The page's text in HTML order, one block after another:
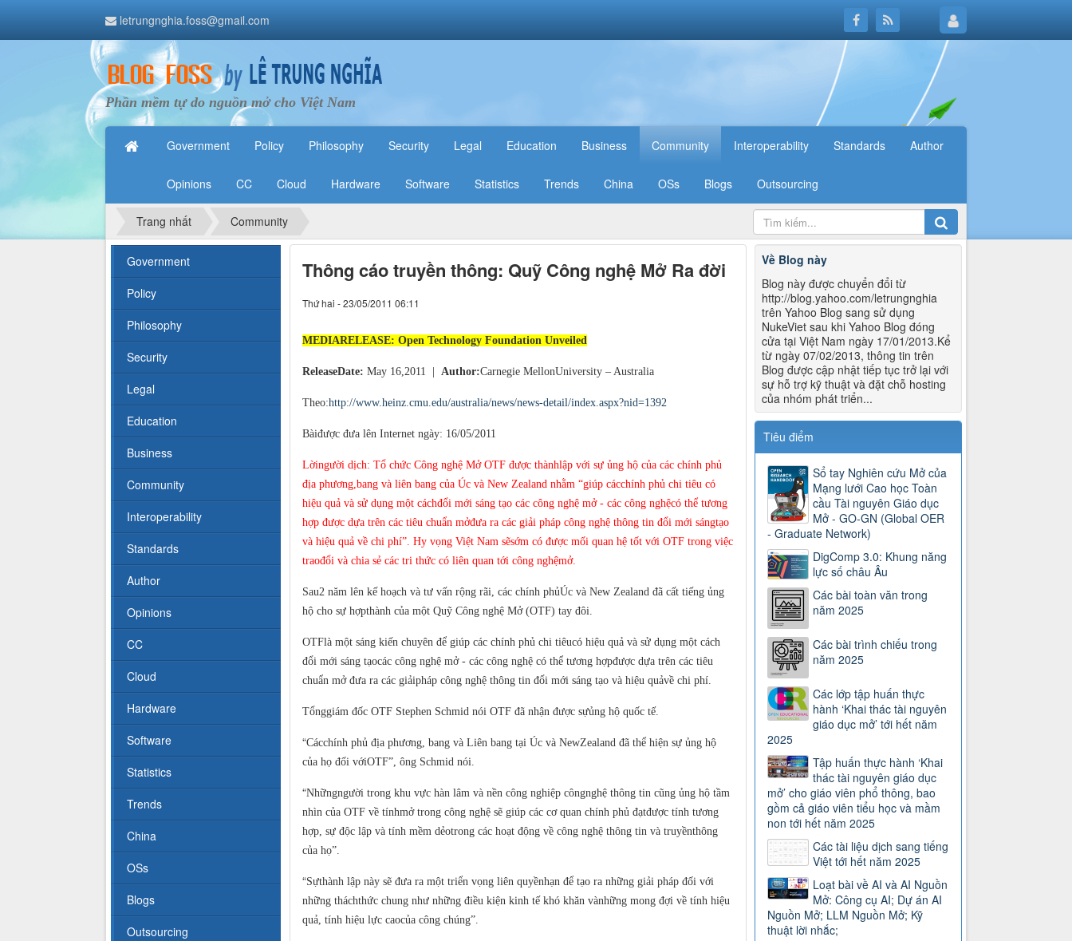
letrungnghia.foss@gmail.com
Phần mềm tự do nguồn mở cho Việt Nam
Government Policy Philosophy Security Legal Education Business Community Interoperability Standards Author
Opinions CC Cloud Hardware Software Statistics Trends China OSs Blogs Outsourcing
Trang nhất Community
Thông cáo truyền thông: Quỹ Công nghệ Mở Ra đời
Thứ hai - 23/05/2011 06:11
MEDIARELEASE: Open Technology Foundation Unveiled
ReleaseDate: May 16,2011 | Author:Carnegie MellonUniversity – Australia
Theo:http://www.heinz.cmu.edu/australia/news/news-detail/index.aspx?nid=1392
Bàiđược đưa lên Internet ngày: 16/05/2011
Lờingười dịch: Tổ chức Công nghệ Mở OTF được thànhlập với sự ủng hộ của các chính phủ
địa phương,bang và liên bang của Úc và New Zealand nhằm “giúp cácchính phủ chi tiêu có
hiệu quả và sử dụng một cáchđổi mới sáng tạo các công nghệ mở - các công nghệcó thể tương
hợp được dựa trên các tiêu chuẩn mởđưa ra các giải pháp công nghệ thông tin đổi mới sángtạo
và hiệu quả về chi phí”. Hy vọng Việt Nam sẽsớm có được mối quan hệ tốt với OTF trong việc
traođổi và chia sẻ các tri thức có liên quan tới công nghệmở.
Sau2 năm lên kế hoạch và tư vấn rộng rãi, các chính phủÚc và New Zealand đã cất tiếng ủng
hộ cho sự hợpthành của một Quỹ Công nghệ Mở (OTF) tay đôi.
OTFlà một sáng kiến chuyên để giúp các chính phủ chi tiêucó hiệu quả và sử dụng một cách
đổi mới sáng tạocác công nghệ mở - các công nghệ có thể tương hợpđược dựa trên các tiêu
chuẩn mở đưa ra các giảipháp công nghệ thông tin đổi mới sáng tạo và hiệu quảvề chi phí.
Tổnggiám đốc OTF Stephen Schmid nói OTF đã nhận được sựủng hộ quốc tế.
“Cácchính phủ địa phương, bang và Liên bang tại Úc và NewZealand đã thể hiện sự ủng hộ
của họ đối vớiOTF”, ông Schmid nói.
“Nhữngngười trong khu vực hàn lâm và nền công nghiệp côngnghệ thông tin cũng ủng hộ tầm
nhìn của OTF về tínhmở trong công nghệ sẽ giúp các cơ quan chính phủ đạtđược tính tương
hợp, sự độc lập và tính mềm dẻotrong các hoạt động về công nghệ thông tin và truyềnthông
của họ”.
“Sựthành lập này sẽ đưa ra một triển vọng liên quyềnhạn để tạo ra những giải pháp đối với
những tháchthức chung như những điều kiện kinh tế khó khăn vànhững mong đợi về tính hiệu
quả, tính hiệu lực caocủa công chúng”.
Về Blog này
Blog này được chuyển đổi từ
http://blog.yahoo.com/letrungnghia
trên Yahoo Blog sang sử dụng
NukeViet sau khi Yahoo Blog đóng
cửa tại Việt Nam ngày 17/01/2013.Kể
từ ngày 07/02/2013, thông tin trên
Blog được cập nhật tiếp tục trở lại với
sự hỗ trợ kỹ thuật và đặt chỗ hosting
của nhóm phát triển...
Tiêu điểm
Sổ tay Nghiên cứu Mở của
Mạng lưới Cao học Toàn
cầu Tài nguyên Giáo dục
Mở - GO-GN (Global OER
- Graduate Network)
DigComp 3.0: Khung năng
lực số châu Âu
Các bài toàn văn trong
năm 2025
Các bài trình chiếu trong
năm 2025
Các lớp tập huấn thực
hành ‘Khai thác tài nguyên
giáo dục mở’ tới hết năm
2025
Tập huấn thực hành ‘Khai
thác tài nguyên giáo dục
mở’ cho giáo viên phổ thông, bao
gồm cả giáo viên tiểu học và mầm
non tới hết năm 2025
Các tài liệu dịch sang tiếng
Việt tới hết năm 2025
Loạt bài về AI và AI Nguồn
Mở: Công cụ AI; Dự án AI
Nguồn Mở; LLM Nguồn Mở; Kỹ
thuật lời nhắc;
Government
Policy
Philosophy
Security
Legal
Education
Business
Community
Interoperability
Standards
Author
Opinions
CC
Cloud
Hardware
Software
Statistics
Trends
China
OSs
Blogs
Outsourcing